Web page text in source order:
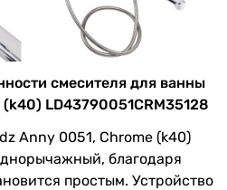
держатель для
мм
смесителя для ванны
LD43790051CRM35128
Anny 0051, Chrome (k40)
благодаря
простым. Устройство